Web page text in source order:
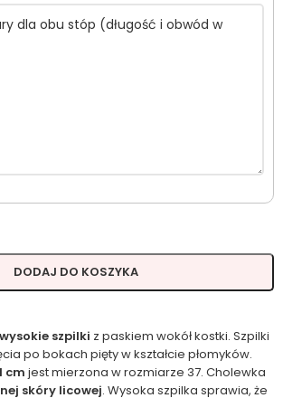
DODAJ DO KOSZYKA
szpilki z paskiem wokół kostki. Szpilki
po bokach pięty w kształcie płomyków.
cm jest mierzona w rozmiarze 37. Cholewka
skóry licowej. Wysoka szpilka sprawia, że